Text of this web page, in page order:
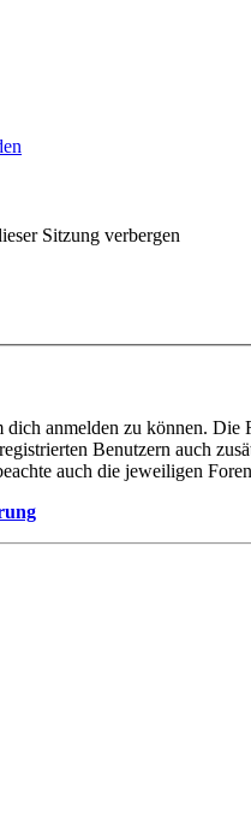
Sitzung verbergen
dich anmelden zu können.
Benutzern auch
auch die jeweiligen